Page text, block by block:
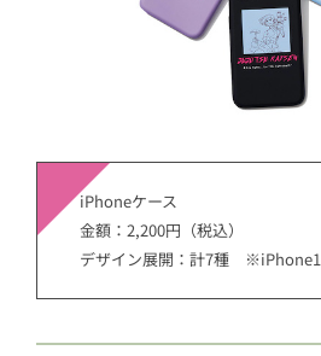
iPhoneケース
金額：2,200円（税込）
デザイン展開：計7種